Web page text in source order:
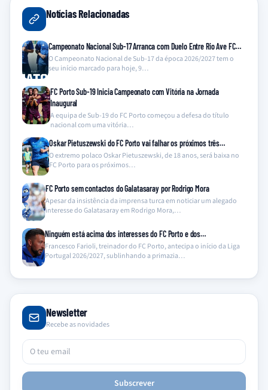
Notícias Relacionadas
Campeonato Nacional Sub-17 Arranca com Duelo Entre Rio Ave FC…
O Campeonato Nacional de Sub-17 da época 2026/2027 tem o
seu início marcado para hoje, 9…
FC Porto Sub-19 Inicia Campeonato com Vitória na Jornada
Inaugural
A equipa de Sub-19 do FC Porto começou a defesa do título
nacional com uma vitória…
Oskar Pietuszewski do FC Porto vai falhar os próximos três…
O extremo polaco Oskar Pietuszewski, de 18 anos, será baixa no
FC Porto para os próximos…
FC Porto sem contactos do Galatasaray por Rodrigo Mora
Apesar da insistência da imprensa turca em noticiar um alegado
interesse do Galatasaray em Rodrigo Mora,…
Ninguém está acima dos interesses do FC Porto e dos…
Francesco Farioli, treinador do FC Porto, antecipa o início da Liga
Portugal 2026/2027, sublinhando a primazia…
Newsletter
Recebe as novidades
Subscrever